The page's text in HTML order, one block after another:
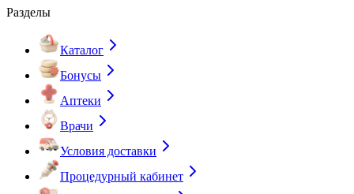
Разделы
Каталог
Бонусы
Аптеки
Врачи
Условия доставки
Процедурный кабинет